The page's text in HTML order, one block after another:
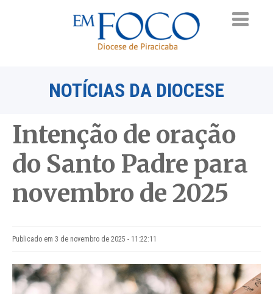
NOTÍCIAS DA DIOCESE
Intenção de oração
do Santo Padre para
novembro de 2025
Publicado em 3 de novembro de 2025 - 11:22:11